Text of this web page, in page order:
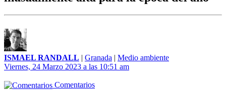
ISMAEL RANDALL | Granada | Medio ambiente
Viernes, 24 Marzo 2023 a las 10:51 am
Comentarios